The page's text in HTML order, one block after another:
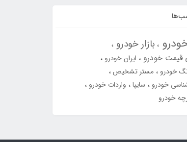
بازار خودرو
قیمت خودرو ایران خودرو
خودرو مستر تشخیص
خودرو سایپا واردات خودرو
خودرو